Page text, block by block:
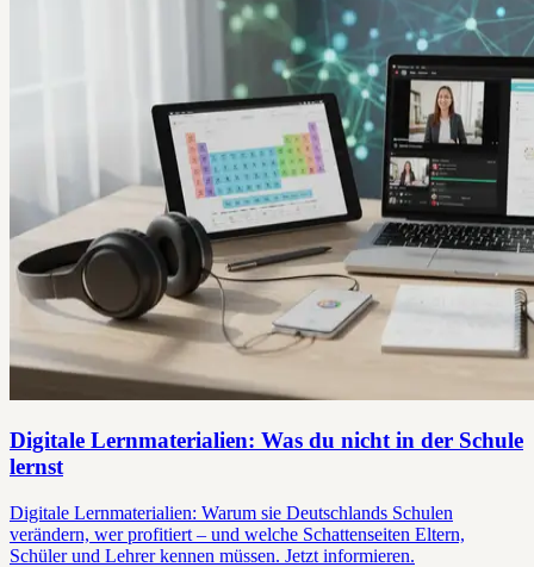
Digitale Lernmaterialien: Was du nicht in der Schule
lernst
Digitale Lernmaterialien: Warum sie Deutschlands Schulen
verändern, wer profitiert – und welche Schattenseiten Eltern,
Schüler und Lehrer kennen müssen. Jetzt informieren.